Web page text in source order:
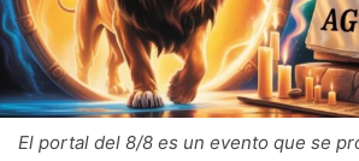
El portal del 8/8 es un evento que se